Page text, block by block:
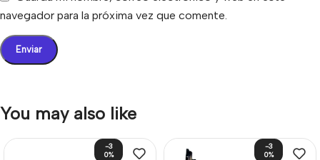
navegador para la próxima vez que comente.
You may also like
-3
0%
-3
0%